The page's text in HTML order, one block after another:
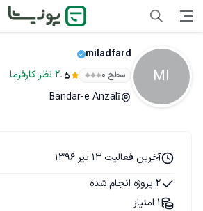
MI
miladfard
سطح ۰ 5
.
2 نظر کارفرما
Bandar-e Anzalī
آخرین فعالیت 13 تیر 1396
2 پروژه انجام شده
1 امتیاز